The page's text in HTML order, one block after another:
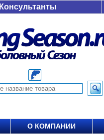
Консультанты
О КОМПАНИИ